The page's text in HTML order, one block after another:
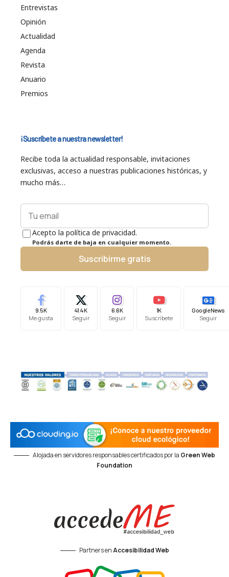
Entrevistas
Opinión
Actualidad
Agenda
Revista
Anuario
Premios
¡Suscríbete a nuestra newsletter!
Recibe toda la actualidad responsable, invitaciones
exclusivas, acceso a nuestras publicaciones históricas, y
mucho más…
Acepto la política de privacidad.
Podrás darte de baja en cualquier momento.
Suscribirme gratis
9.5K
Me gusta
41.4K
Seguir
6.6K
Seguir
1K
Suscríbete
Google News
Seguir
Alojada en servidores responsables certificados por la Green Web
Foundation
Partners enAccesibilidad Web